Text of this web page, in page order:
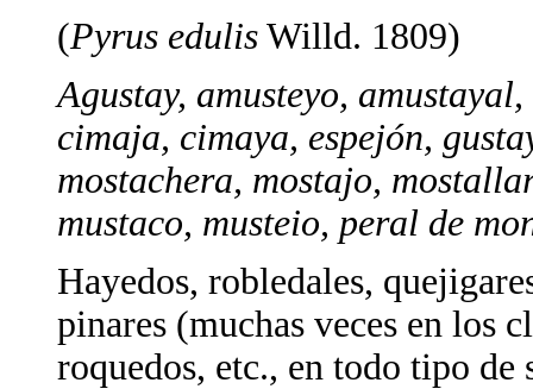
(Pyrus edulis Willd. 1809)
Agustay, amusteyo,
cimaja, cimaya, espejón,
mostachera, mostajo,
mustaco, musteio, peral de
Hayedos, robledales,
pinares (muchas veces en los
roquedos, etc., en todo tipo de